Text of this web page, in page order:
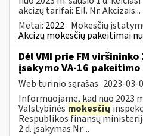
akcizų tarifai: Eil. Nr. Akcizais...
Metai: 2022 Mokesčių
Akcizų mokesčių pakeitimai
Dėl VMI prie FM
įsakymo VA-16 pakeitimo
Web turinio sąrašas 2023-03-
Informuojame, kad nuo 2023
Valstybinės mokesčių
Respublikos finansų
2 d. įsakymas Nr....